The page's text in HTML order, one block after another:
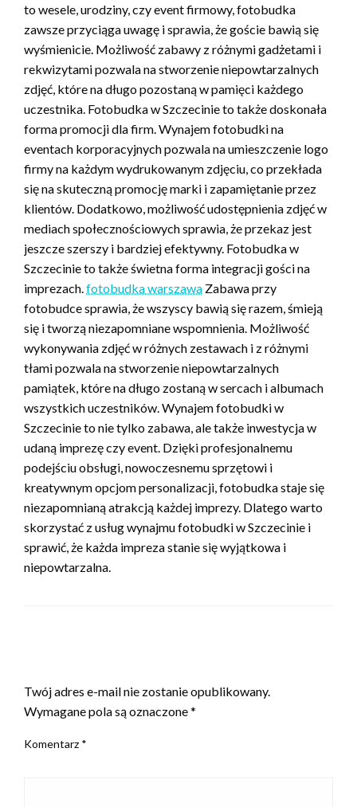
to wesele, urodziny, czy event firmowy, fotobudka
zawsze przyciąga uwagę i sprawia, że goście bawią się
wyśmienicie. Możliwość zabawy z różnymi gadżetami i
rekwizytami pozwala na stworzenie niepowtarzalnych
zdjęć, które na długo pozostaną w pamięci każdego
uczestnika. Fotobudka w Szczecinie to także doskonała
forma promocji dla firm. Wynajem fotobudki na
eventach korporacyjnych pozwala na umieszczenie logo
firmy na każdym wydrukowanym zdjęciu, co przekłada
się na skuteczną promocję marki i zapamiętanie przez
klientów. Dodatkowo, możliwość udostępnienia zdjęć w
mediach społecznościowych sprawia, że przekaz jest
jeszcze szerszy i bardziej efektywny. Fotobudka w
Szczecinie to także świetna forma integracji gości na
imprezach. fotobudka warszawa Zabawa przy
fotobudce sprawia, że wszyscy bawią się razem, śmieją
się i tworzą niezapomniane wspomnienia. Możliwość
wykonywania zdjęć w różnych zestawach i z różnymi
tłami pozwala na stworzenie niepowtarzalnych
pamiątek, które na długo zostaną w sercach i albumach
wszystkich uczestników. Wynajem fotobudki w
Szczecinie to nie tylko zabawa, ale także inwestycja w
udaną imprezę czy event. Dzięki profesjonalnemu
podejściu obsługi, nowoczesnemu sprzętowi i
kreatywnym opcjom personalizacji, fotobudka staje się
niezapomnianą atrakcją każdej imprezy. Dlatego warto
skorzystać z usług wynajmu fotobudki w Szczecinie i
sprawić, że każda impreza stanie się wyjątkowa i
niepowtarzalna.
Twój adres e-mail nie zostanie opublikowany.
Wymagane pola są oznaczone*
Komentarz *